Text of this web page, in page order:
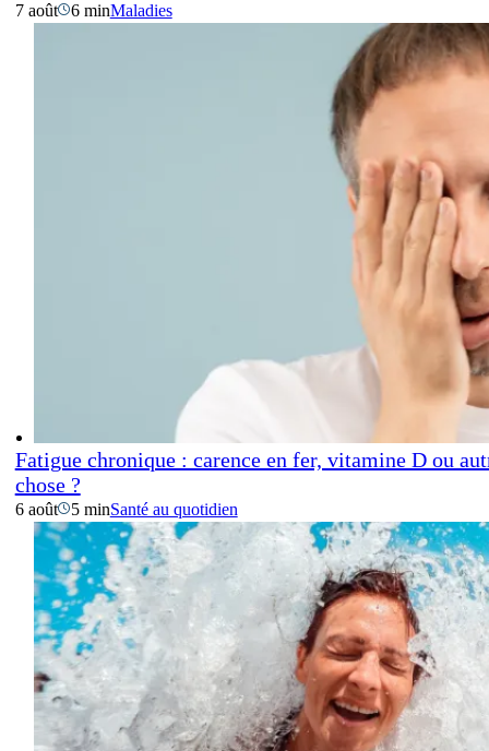
7 août 6 minMaladies
Fatigue chronique : carence en fer, vitamine D ou
chose ?
6 août 5 minSanté au quotidien